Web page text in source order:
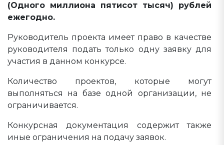
(Одного миллиона пятисот тысяч) рублей
ежегодно.
Руководитель проекта имеет право в качестве
руководителя подать только одну заявку для
участия в данном конкурсе.
Количество проектов, которые могут
выполняться на базе одной организации, не
ограничивается.
Конкурсная документация содержит также
иные ограничения на подачу заявок.